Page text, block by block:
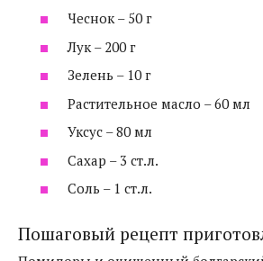
Чеснок – 50 г
Лук – 200 г
Зелень – 10 г
Растительное масло – 60 мл
Уксус – 80 мл
Сахар – 3 ст.л.
Соль – 1 ст.л.
Пошаговый рецепт